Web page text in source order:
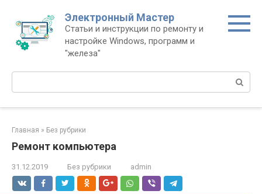
контенту
Электронный Мастер
Статьи и инструкции по ремонту и
настройке Windows, программ и
"железа"
Поиск:
Главная » Без рубрики
Ремонт компьютера
31.12.2019 Без рубрики admin